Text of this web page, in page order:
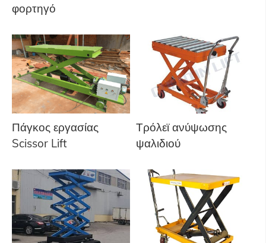
φορτηγό
Πάγκος εργασίας
Scissor Lift
Τρόλεϊ ανύψωσης
ψαλιδιού